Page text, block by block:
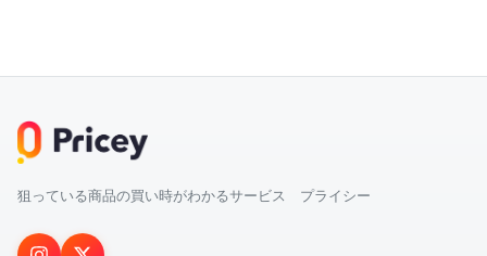
狙っている商品の買い時がわかるサービス プライシー